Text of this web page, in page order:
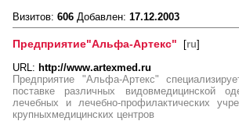
Визитов: 606 Добавлен: 17.12.2003
Предприятие"Альфа-Артекс" [ru]
URL: http://www.artexmed.ru
Предприятие "Альфа-Артекс"
поставке различных видовмедицинской
лечебных и лечебно-профилактических
крупныхмедицинских центров